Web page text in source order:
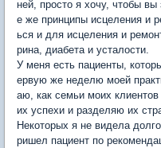
ней, просто я хочу, чтобы вы
е же принципы исцеления и
ься и для исцеления и
рина, диабета и усталости.
У меня есть пациенты,
ервую же неделю моей
аю, как семьи моих
их успехи и разделяю их
Некоторых я не видела
ришел пациент по